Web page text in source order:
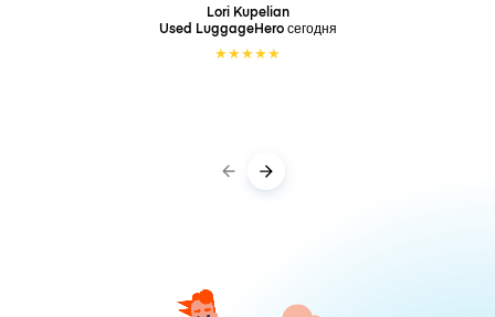
Lori Kupelian
Used LuggageHeroсегодня
★★★★★